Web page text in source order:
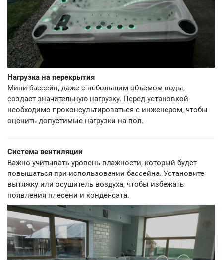
Нагрузка на перекрытия
Мини-бассейн, даже с небольшим объемом воды,
создает значительную нагрузку. Перед установкой
необходимо проконсультироваться с инженером, чтобы
оценить допустимые нагрузки на пол.
Система вентиляции
Важно учитывать уровень влажности, который будет
повышаться при использовании бассейна. Установите
вытяжку или осушитель воздуха, чтобы избежать
появления плесени и конденсата.